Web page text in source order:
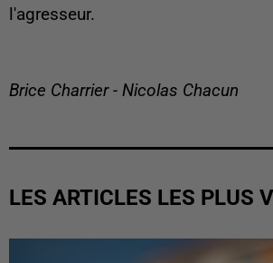
l'agresseur.
Brice Charrier - Nicolas Chacun
LES ARTICLES LES PLUS